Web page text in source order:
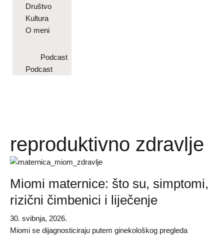
Društvo
Kultura
O meni
Podcast
Podcast
reproduktivno zdravlje
Miomi maternice: što su, simptomi,
rizični čimbenici i liječenje
30. svibnja, 2026.
Miomi se dijagnosticiraju putem ginekološkog pregleda